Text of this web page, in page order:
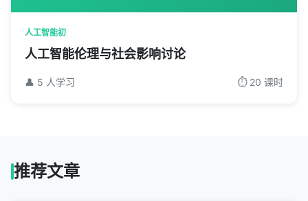
人工智能初
人工智能伦理与社会影响讨论
👤 5 人学习 ⏱️ 20 课时
推荐文章